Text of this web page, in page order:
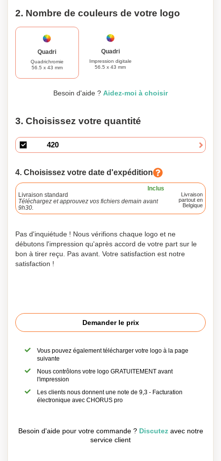
2. Nombre de couleurs de votre logo
Quadri
Quadrichromie
56.5 x 43 mm
Quadri
Impression digitale
56.5 x 43 mm
Besoin d'aide ? Aidez-moi à choisir
3. Choisissez votre quantité
4. Choisissez votre date d'expédition
Inclus
Livraison standard
Téléchargez et approuvez vos fichiers demain avant
9h30.
Livraison
partout en
Belgique
Pas d'inquiétude ! Nous vérifions chaque logo et ne
débutons l'impression qu'après accord de votre part sur le
bon à tirer reçu. Pas avant. Votre satisfaction est notre
satisfaction !
Demander le prix
Vous pouvez également télécharger votre logo à la page
suivante
Nous contrôlons votre logo GRATUITEMENT avant
l'impression
Les clients nous donnent une note de 9,3 - Facturation
électronique avec CHORUS pro
Besoin d'aide pour votre commande ? Discutezavec notre
service client